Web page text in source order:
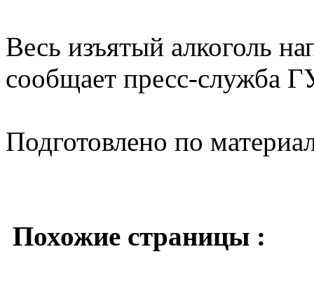
Весь изъятый алкоголь
сообщает пресс-служба
Подготовлено по
Похожие страницы :